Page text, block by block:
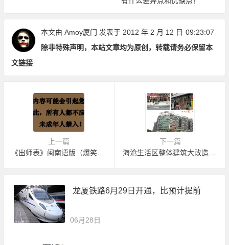
本文由 Amoy厦门 发表于 2012 年 2 月 12 日 09:23:07
除非特殊声明，本站文章均为原创，转载请务必保留本
文链接
上一篇
《出师表》闽南语版（爆笑恶搞）
下一篇
海沧生活区整体建筑大改造统一规划
龙厦铁路6月29日开通，比预计提前
06月28日